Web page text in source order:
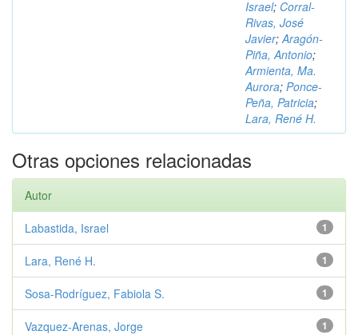
Israel; Corral-
Rivas, José
Javier;Aragón-
Piña, Antonio;
Armienta, Ma.
Aurora; Ponce-
Peña, Patricia;
Lara, René H.
Otras opciones relacionadas
Autor
1
Labastida, Israel
1
Lara, René H.
1
Sosa-Rodríguez, Fabiola S.
1
Vazquez-Arenas, Jorge